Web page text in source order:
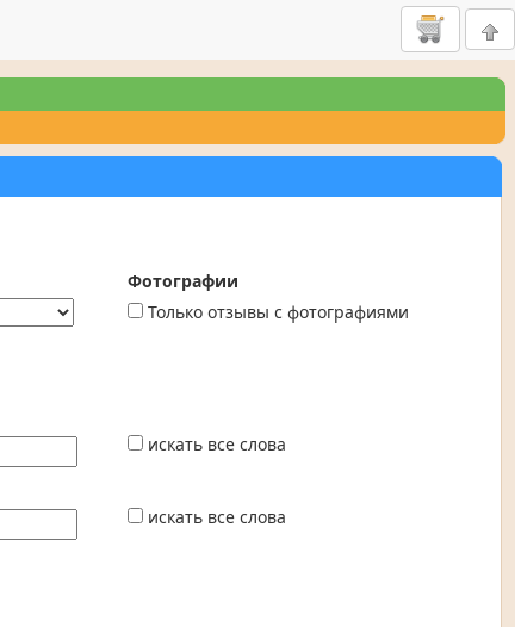
Фотографии
Только отзывы с фотографиями
искать все слова
искать все слова